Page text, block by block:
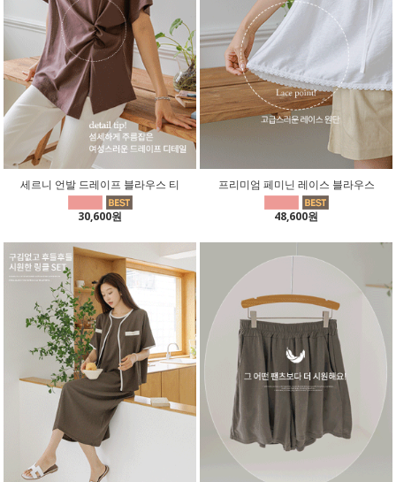
세르니 언발 드레이프 블라우스 티
30,600원
프리미엄 페미닌 레이스 블라우스
48,600원